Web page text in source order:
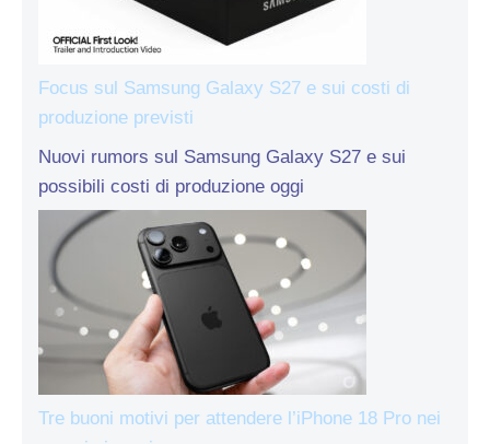
Focus sul Samsung Galaxy S27 e sui costi di
produzione previsti
Nuovi rumors sul Samsung Galaxy S27 e sui
possibili costi di produzione oggi
Tre buoni motivi per attendere l’iPhone 18 Pro nei